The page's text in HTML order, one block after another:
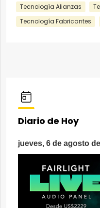
Tecnología Alianzas
Tecnología Fabricantes
Diario de Hoy
jueves, 6 de agosto